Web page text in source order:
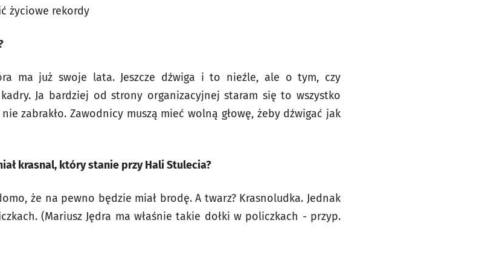
życiowe rekordy
ma już swoje lata. Jeszcze dźwiga i to nieźle, ale o tym, czy
Ja bardziej od strony organizacyjnej staram się to wszystko
zabrakło. Zawodnicy muszą mieć wolną głowę, żeby dźwigać jak
krasnal, który stanie przy Hali Stulecia?
że na pewno będzie miał brodę. A twarz? Krasnoludka. Jednak
(Mariusz Jędra ma właśnie takie dołki w policzkach - przyp.